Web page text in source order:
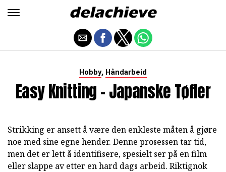
Hobby, Håndarbeid
Easy Knitting - Japanske Tøfler
Strikking er ansett å være den enkleste måten å gjøre
noe med sine egne hender. Denne prosessen tar tid,
men det er lett å identifisere, spesielt ser på en film
eller slappe av etter en hard dags arbeid. Riktignok